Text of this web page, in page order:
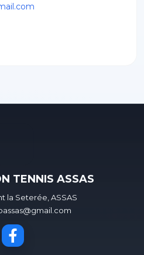
TENNIS ASSAS
la Seterée, ASSAS